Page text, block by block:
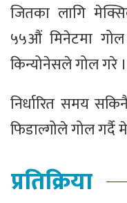
जितका लागि
५५औं मिनेटमा
किन्योनेसले गोल गरे ।
निर्धारित समय
फिडाल्गोले गोल गर्दै
प्रतिक्रिया